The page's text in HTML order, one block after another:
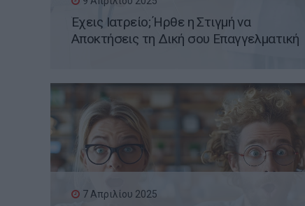
Έχεις Ιατρείο; Ήρθε η Στιγμή να
Αποκτήσεις τη Δική σου Επαγγελματική
7 Απριλίου 2025